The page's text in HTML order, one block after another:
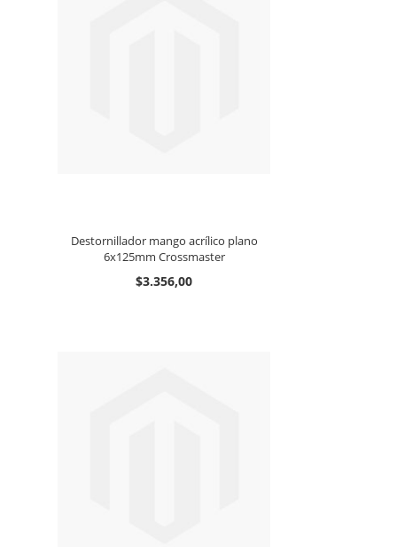
Destornillador mango acrílico plano
6x125mm Crossmaster
$3.356,00